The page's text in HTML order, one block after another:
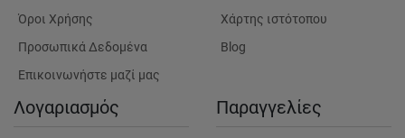
Όροι Χρήσης
Προσωπικά Δεδομένα
Επικοινωνήστε μαζί μας
Χάρτης ιστότοπου
Blog
Λογαριασμός Παραγγελίες